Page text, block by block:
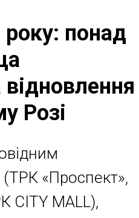
понад
відновлення
Розі
«Проспект»,
CITY MALL),